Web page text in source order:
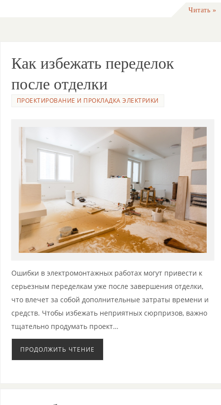
Читать »
Как избежать переделок
после отделки
ПРОЕКТИРОВАНИЕ И ПРОКЛАДКА ЭЛЕКТРИКИ
Ошибки в электромонтажных работах могут привести к
серьезным переделкам уже после завершения отделки,
что влечет за собой дополнительные затраты времени и
средств. Чтобы избежать неприятных сюрпризов, важно
тщательно продумать проект…
ПРОДОЛЖИТЬ ЧТЕНИЕ